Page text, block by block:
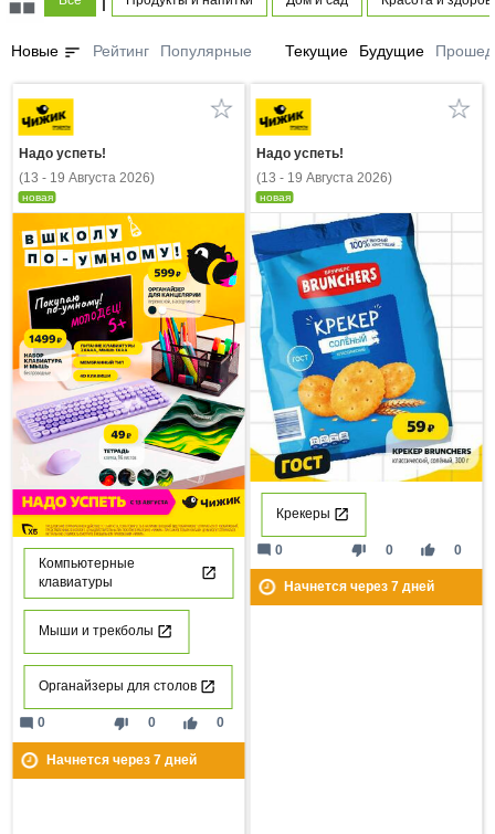
Новые sort Рейтинг Популярные Текущие Будущие
Надо успеть!
(13 - 19 Августа 2026)
новая
Компьютерные
клавиатуры
Мыши и трекболы
Органайзеры для столов
thumb_down 0 thumb_up 0
mode_comment 0
Начнется через 7дней
Надо успеть!
(13 - 19 Августа 2026)
новая
Крекеры
thumb_down 0 thumb_up 0
mode_comment 0
Начнется через 7дней